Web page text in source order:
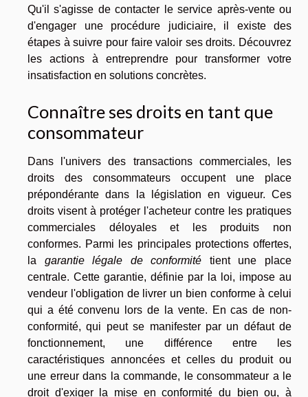
Qu'il s'agisse de contacter le service après-vente ou
d'engager une procédure judiciaire, il existe des
étapes à suivre pour faire valoir ses droits. Découvrez
les actions à entreprendre pour transformer votre
insatisfaction en solutions concrètes.
Connaître ses droits en tant que
consommateur
Dans l'univers des transactions commerciales, les
droits des consommateurs occupent une place
prépondérante dans la législation en vigueur. Ces
droits visent à protéger l'acheteur contre les pratiques
commerciales déloyales et les produits non
conformes. Parmi les principales protections offertes,
la garantie légale de conformité tient une place
centrale. Cette garantie, définie par la loi, impose au
vendeur l'obligation de livrer un bien conforme à celui
qui a été convenu lors de la vente. En cas de non-
conformité, qui peut se manifester par un défaut de
fonctionnement, une différence entre les
caractéristiques annoncées et celles du produit ou
une erreur dans la commande, le consommateur a le
droit d'exiger la mise en conformité du bien ou, à